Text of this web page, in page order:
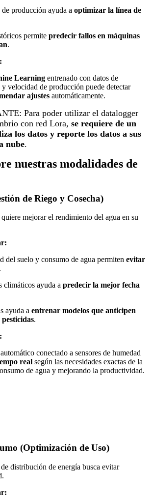
producción ayuda a optimizar la línea de
permite predecir fallos en máquinas
.
Learning entrenado con datos de
velocidad de producción puede detectar
ajustes automáticamente.
Para poder utilizar el datalogger
con red Lora, se requiere de un
los datos y reporte los datos a sus
nube.
nuestras modalidades de
de Riego y Cosecha)
mejorar el rendimiento del agua en su
del suelo y consumo de agua permiten evitar
.
climáticos ayuda a predecir la mejor fecha
ayuda a entrenar modelos que anticipen
.
conectado a sensores de humedad
real según las necesidades exactas de la
de agua y mejorando la productividad.
(Optimización de Uso)
distribución de energía busca evitar